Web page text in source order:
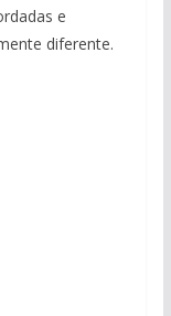
e
diferente.